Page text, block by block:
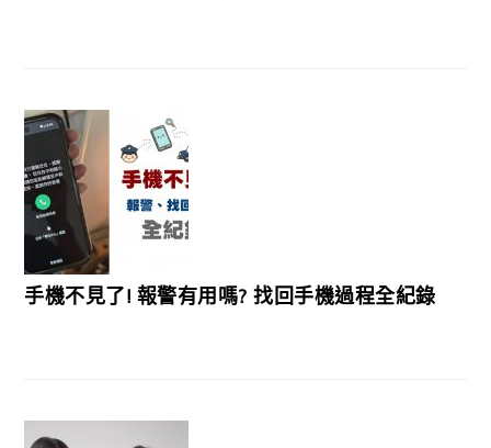
手機不見了! 報警有用嗎? 找回手機過程全紀錄